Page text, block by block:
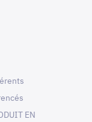
EN